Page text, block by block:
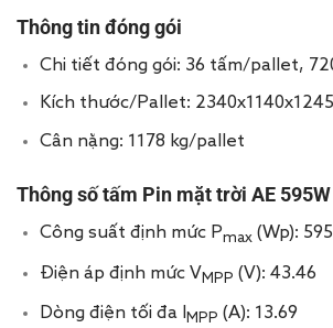
Thông tin đóng gói
Chi tiết đóng gói: 36 tấm/pallet,
Kích thước/Pallet:
Cân nặng: 1178 kg/pallet
Thông số tấm Pin mặt trời AE
Công suất định mức Pmax(Wp): 595
Điện áp định mức V MPP (V): 43.46
Dòng điện tối đa IMPP (A): 13.69